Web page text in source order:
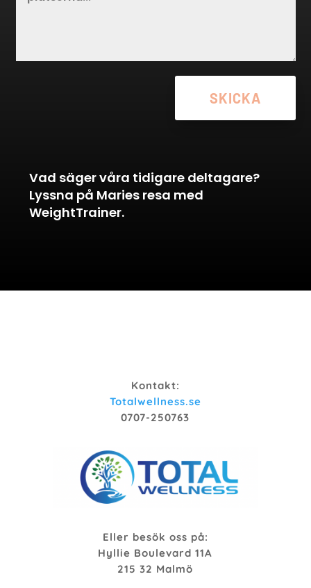
SKICKA
Vad säger våra tidigare deltagare?
Lyssna på Maries resa med
WeightTrainer.
Kontakt:
Totalwellness.se
0707-250763
Eller besök oss på:
Hyllie Boulevard 11A
215 32 Malmö